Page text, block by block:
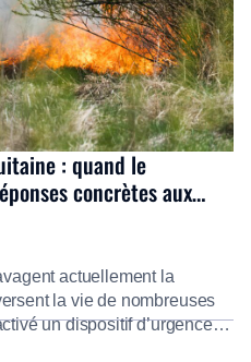
: quand le
concrètes aux
actuellement la
la vie de nombreuses
un dispositif d’urgence